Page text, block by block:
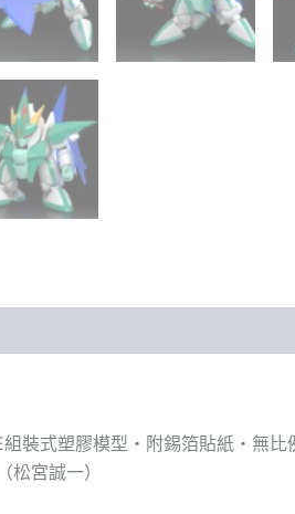
組裝式塑膠模型・附錫箔貼紙・無
宮誠一）